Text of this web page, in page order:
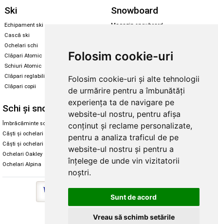
Folosim cookie-uri
Folosim cookie-uri și alte tehnologii
de urmărire pentru a îmbunătăți
experiența ta de navigare pe
website-ul nostru, pentru afișa
conținut și reclame personalizate,
pentru a analiza traficul de pe
website-ul nostru și pentru a
înțelege de unde vin vizitatorii
noștri.
Sunt de acord
Vreau să schimb setările
Ski
Echipament ski
Cască ski
Ochelari schi
Clăpari Atomic
Schiuri Atomic
Clăpari reglabili
Clăpari copii
Snowboard
Magazin snowboard
Santa Cruz
Enuff Skateboards
Schi și snowboard
Îmbrăcăminte schi și snowboard
Căști și ochelari de iarnă
Căști și ochelari Alpina
Ochelari Oakley
Ochelari Alpina
Diverse
Cum aleg rolele
Cum aleg ochelarii
Ochelari de soare Oakley
Ochelari de soare Alpina
Intretinere manusi
Copyright © 2026 Skates.ro | SC Zmart Skating SRL